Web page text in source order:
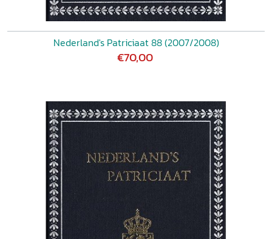
Nederland's Patriciaat 88 (2007/2008)
€70,00